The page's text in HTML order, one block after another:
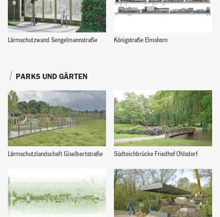
Lärmschutzwand Sengelmannstraße Königstraße Elmshorn
PARKS UND GÄRTEN
Lärmschutzlandschaft Giselbertstraße Südteichbrücke Friedhof Ohlsdorf